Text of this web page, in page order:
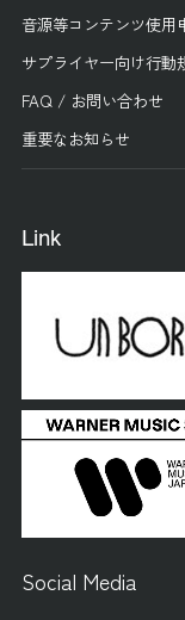
音源等コンテンツ使用
サプライヤー向け行動
FAQ / お問い合わせ
重要なお知らせ
Link
Social Media